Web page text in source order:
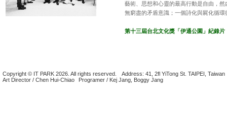
藝術、思想和心靈的最高行動是自由，
無窮盡的矛盾意識；一個詩化與屍化循
第十三屆台北文化獎「伊通公園」紀錄片
Copyright © IT PARK 2026. All rights reserved.
Address: 41, 2fl YiTong St. TAIPEI, Taiwan
Art Director / Chen Hui-Chiao
Programer / Kej Jang, Boggy Jang